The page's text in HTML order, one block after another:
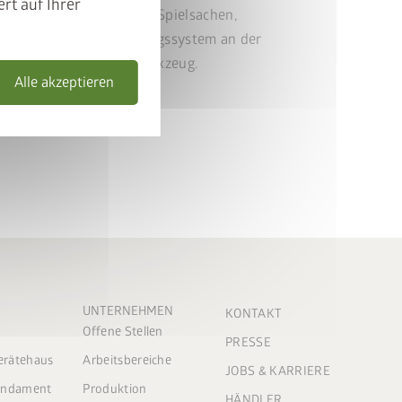
auf Ihrer
Alle akzeptieren
Stauraum für Spielsachen,
Das integrierte Ordnungssystem an der
für das Gartenwerkzeug.
UNTERNEHMEN
Offene Stellen
Arbeitsbereiche
Produktion
KONTAKT
PRESSE
JOBS & KARRIERE